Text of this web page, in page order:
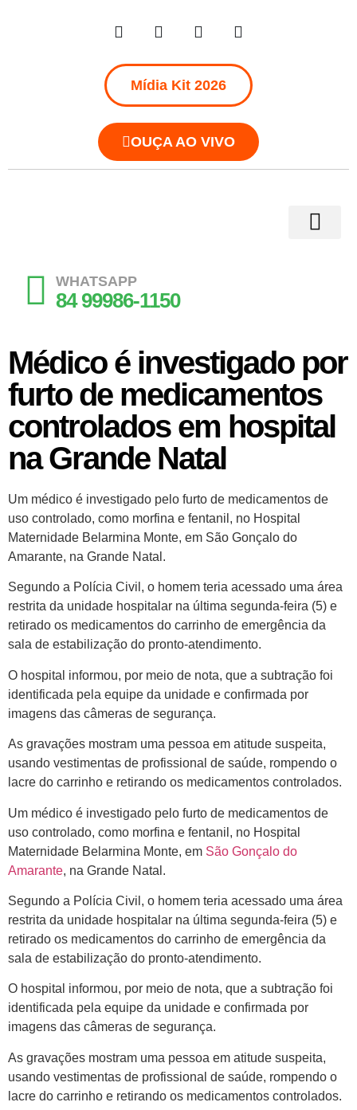
Mídia Kit 2026
OUÇA AO VIVO
WHATSAPP
84 99986-1150
Médico é investigado por
furto de medicamentos
controlados em hospital
na Grande Natal
Um médico é investigado pelo furto de medicamentos de
uso controlado, como morfina e fentanil, no Hospital
Maternidade Belarmina Monte, em São Gonçalo do
Amarante, na Grande Natal.
Segundo a Polícia Civil, o homem teria acessado uma área
restrita da unidade hospitalar na última segunda-feira (5) e
retirado os medicamentos do carrinho de emergência da
sala de estabilização do pronto-atendimento.
O hospital informou, por meio de nota, que a subtração foi
identificada pela equipe da unidade e confirmada por
imagens das câmeras de segurança.
As gravações mostram uma pessoa em atitude suspeita,
usando vestimentas de profissional de saúde, rompendo o
lacre do carrinho e retirando os medicamentos controlados.
Um médico é investigado pelo furto de medicamentos de
uso controlado, como morfina e fentanil, no Hospital
Maternidade Belarmina Monte, em São Gonçalo do
Amarante, na Grande Natal.
Segundo a Polícia Civil, o homem teria acessado uma área
restrita da unidade hospitalar na última segunda-feira (5) e
retirado os medicamentos do carrinho de emergência da
sala de estabilização do pronto-atendimento.
O hospital informou, por meio de nota, que a subtração foi
identificada pela equipe da unidade e confirmada por
imagens das câmeras de segurança.
As gravações mostram uma pessoa em atitude suspeita,
usando vestimentas de profissional de saúde, rompendo o
lacre do carrinho e retirando os medicamentos controlados.